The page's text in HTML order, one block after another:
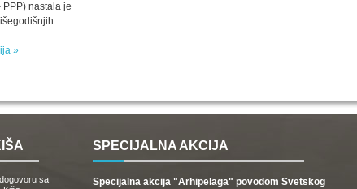
PPP) nastala je
»
sa
SPECIJALNA AKCIJA
Specijalna akcija "Arhipelaga" povodom Svetskog